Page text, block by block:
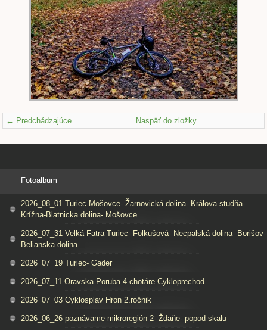
← Predchádzajúce Naspäť do zložky
Fotoalbum
2026_08_01 Turiec Mošovce- Žarnovická dolina- Králova studňa-
Krížna-Blatnicka dolina- Mošovce
2026_07_31 Velká Fatra Turiec- Folkušová- Necpalská dolina- Borišov-
Belianska dolina
2026_07_19 Turiec- Gader
2026_07_11 Oravska Poruba 4 chotáre Cykloprechod
2026_07_03 Cyklosplav Hron 2.ročnik
2026_06_26 poznávame mikroregión 2- Ždaňe- popod skalu